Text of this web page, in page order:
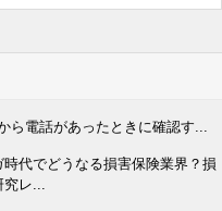
ら電話があったときに確認す...
時代でどうなる損害保険業界？損
レ...